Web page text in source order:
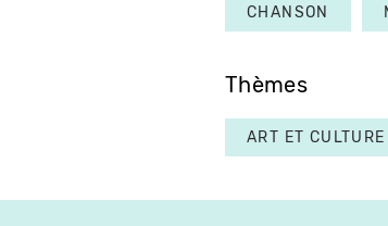
CHANSON
Thèmes
ART ET CULTURE